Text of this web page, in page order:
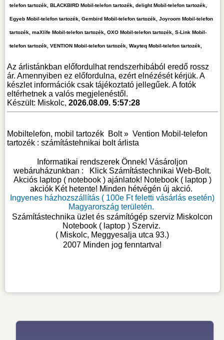
telefon tartozék, BLACKBIRD Mobil-telefon tartozék, delight Mobil-telefon tartozék,
Egyeb Mobil-telefon tartozék, Gembird Mobil-telefon tartozék, Joyroom Mobil-telefon
tartozék, maXlife Mobil-telefon tartozék, OXO Mobil-telefon tartozék, S-Link Mobil-
telefon tartozék, VENTION Mobil-telefon tartozék, Wayteq Mobil-telefon tartozék,
Az árlistánkban előfordulhat rendszerhibából eredő rossz
ár. Amennyiben ez előfordulna, ezért elnézését kérjük. A
készlet információk csak tájékoztató jellegűek. A fotók
eltérhetnek a valós megjelenéstől.
Készült: Miskolc,2026.08.09. 5:57:28
Mobiltelefon, mobil tartozék Bolt »Vention Mobil-telefon
tartozék : számítástehnikai bolt árlista
Informatikai rendszerek Önnek! Vásároljon
webáruházunkban : Klick Számítástechnikai Web-Bolt.
Akciós laptop ( notebook ) ajánlatok! Notebook ( laptop )
akciók Két hetente! Minden hétvégén új akció.
Ingyenes házhozszállítás ( 100e Ft feletti vásárlás esetén)
Magyarország területén.
Számítástechnika üzlet és számítógép szerviz Miskolcon
Notebook ( laptop ) Szerviz.
( Miskolc, Meggyesalja utca 93.)
2007 Minden jog fenntartva!